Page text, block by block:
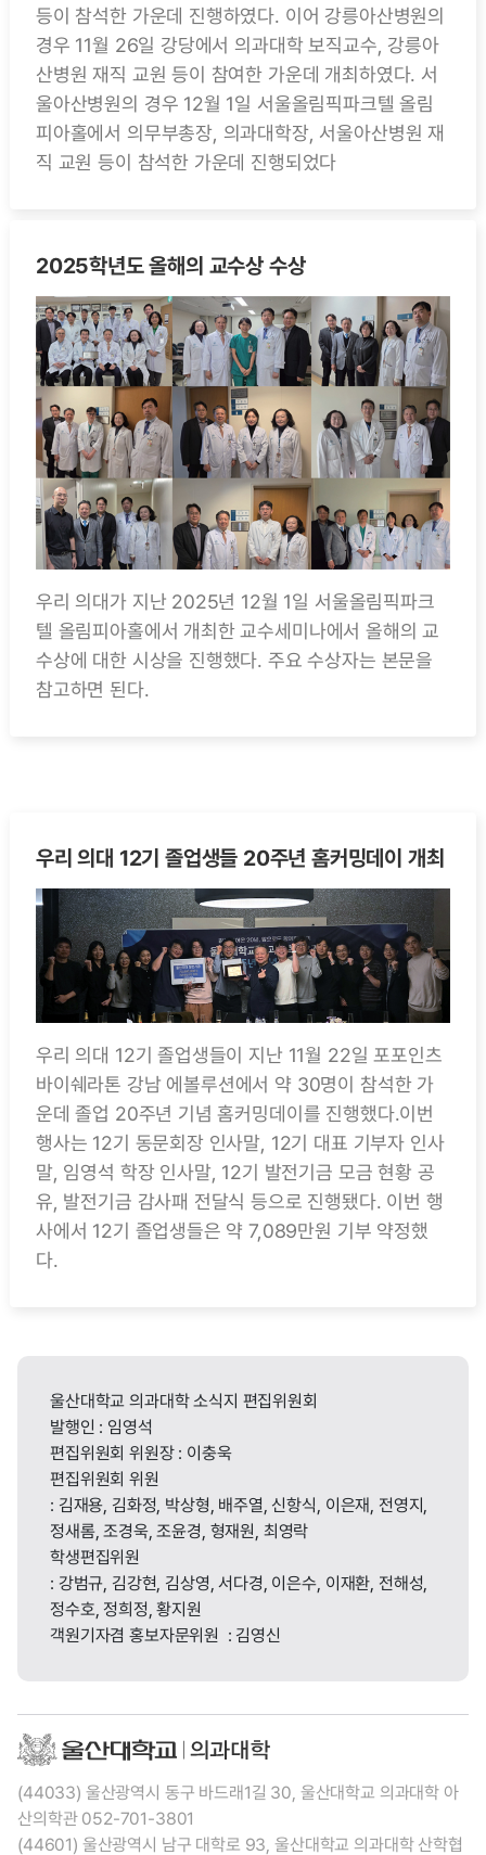
등이 참석한 가운데 진행하였다. 이어 강릉아산병원의
경우 11월 26일 강당에서 의과대학 보직교수, 강릉아
산병원 재직 교원 등이 참여한 가운데 개최하였다. 서
울아산병원의 경우 12월 1일 서울올림픽파크텔 올림
피아홀에서 의무부총장, 의과대학장, 서울아산병원 재
직 교원 등이 참석한 가운데 진행되었다
2025학년도 올해의 교수상 수상
우리 의대가 지난 2025년 12월 1일 서울올림픽파크
텔 올림피아홀에서 개최한 교수세미나에서 올해의 교
수상에 대한 시상을 진행했다. 주요 수상자는 본문을
참고하면 된다.
우리 의대 12기 졸업생들 20주년 홈커밍데이 개최
우리 의대 12기 졸업생들이 지난 11월 22일 포포인츠
바이쉐라톤 강남 에볼루션에서 약 30명이 참석한 가
운데 졸업 20주년 기념 홈커밍데이를 진행했다.이번
행사는 12기 동문회장 인사말, 12기 대표 기부자 인사
말, 임영석 학장 인사말, 12기 발전기금 모금 현황 공
유, 발전기금 감사패 전달식 등으로 진행됐다. 이번 행
사에서 12기 졸업생들은 약 7,089만원 기부 약정했
다.
울산대학교 의과대학 소식지 편집위원회
발행인 : 임영석
편집위원회 위원장 : 이충욱
편집위원회 위원
: 김재용, 김화정, 박상형, 배주열, 신항식, 이은재, 전영지,
정새롬, 조경욱, 조윤경, 형재원, 최영락
학생편집위원
: 강범규, 김강현, 김상영, 서다경, 이은수, 이재환, 전해성,
정수호, 정희정, 황지원
객원기자겸 홍보자문위원 : 김영신
(44033) 울산광역시 동구 바드래1길 30, 울산대학교 의과대학 아
산의학관 052-701-3801
(44601) 울산광역시 남구 대학로 93, 울산대학교 의과대학 산학협